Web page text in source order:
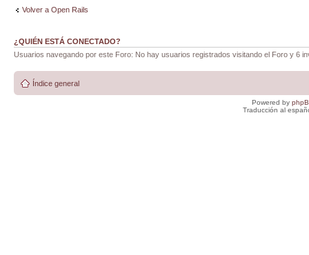
Volver a Open Rails
¿QUIÉN ESTÁ CONECTADO?
Usuarios navegando por este Foro: No hay usuarios registrados visitando el Foro y 6
Índice general
Powered by
Traducción al